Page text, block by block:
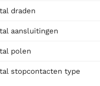
draden
aansluitingen
polen
stopcontacten type